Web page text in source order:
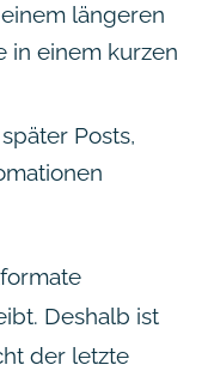
längeren
in einem kurzen
Posts,
Deshalb ist
der letzte